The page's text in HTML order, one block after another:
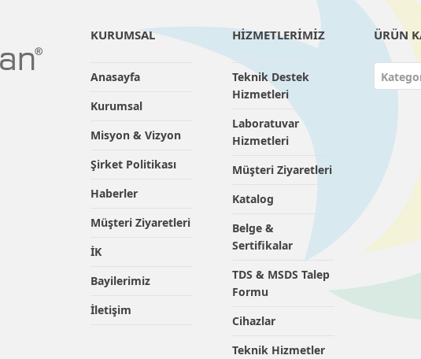
KURUMSAL
Anasayfa
Kurumsal
Misyon & Vizyon
Şirket Politikası
Haberler
Müşteri Ziyaretleri
İK
Bayilerimiz
İletişim
HİZMETLERİMİZ
Teknik Destek
Hizmetleri
Laboratuvar
Hizmetleri
Müşteri Ziyaretleri
Katalog
Belge &
Sertifikalar
TDS & MSDS Talep
Formu
Cihazlar
Teknik Hizmetler
ÜRÜN